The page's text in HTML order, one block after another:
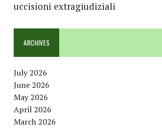
uccisioni extragiudiziali
ARCHIVES
July 2026
June 2026
May 2026
April 2026
March 2026